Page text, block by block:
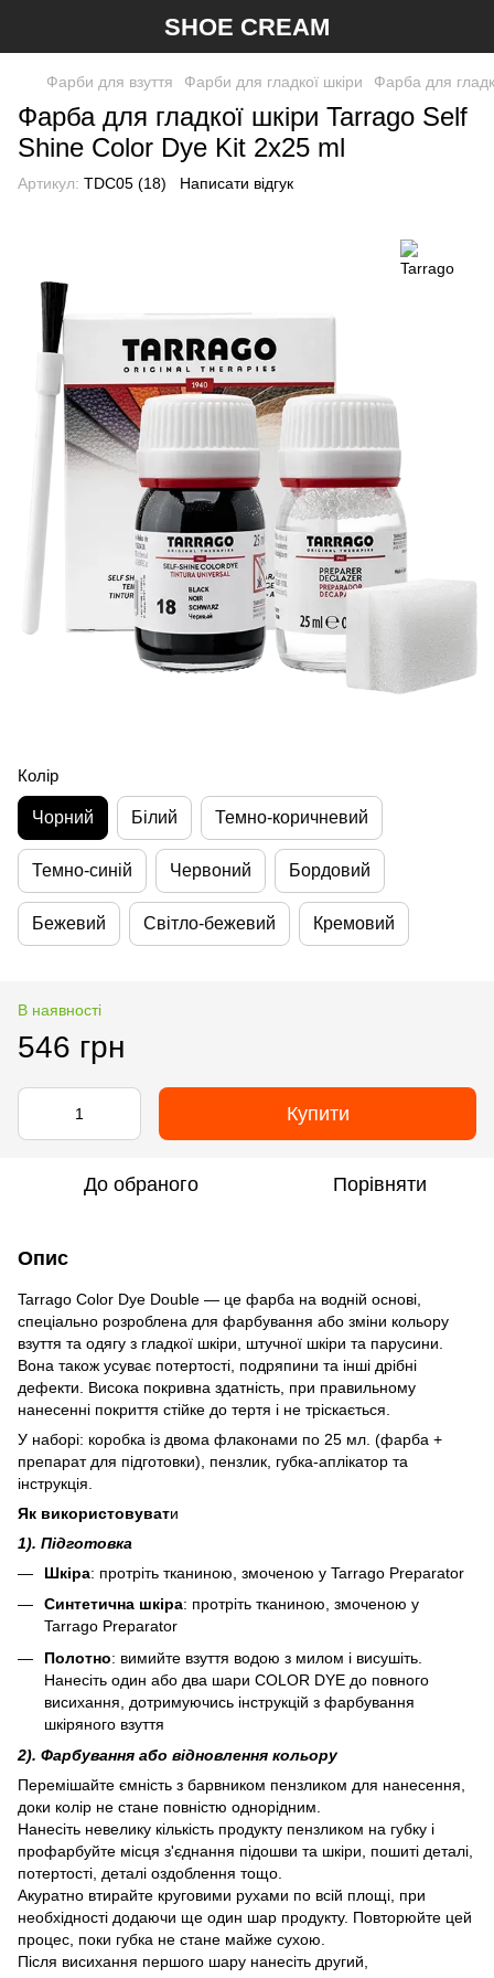
SHOE CREAM
Фарби для взуття Фарби для гладкої шкіри Фарба для
Фарба для гладкої шкіри Tarrago Self
Shine Color Dye Kit 2х25 ml
Артикул: TDC05 (18) Написати відгук
Колір
Чорний Білий Темно-коричневий
Темно-синій Червоний Бордовий
Бежевий Світло-бежевий Кремовий
В наявності
546 грн
Купити
До обраного Порівняти
Опис
Tarrago Color Dye Double — це фарба на водній основі,
спеціально розроблена для фарбування або зміни кольору
взуття та одягу з гладкої шкіри, штучної шкіри та парусини.
Вона також усуває потертості, подряпини та інші дрібні
дефекти. Висока покривна здатність, при правильному
нанесенні покриття стійке до тертя і не тріскається.
У наборі: коробка із двома флаконами по 25 мл. (фарба +
препарат для підготовки), пензлик, губка-аплікатор та
інструкція.
Як використовувати
1). Підготовка
Шкіра: протріть тканиною, змоченою у Tarrago Preparator
Синтетична шкіра: протріть тканиною, змоченою у
Tarrago Preparator
Полотно: вимийте взуття водою з милом і висушіть.
Нанесіть один або два шари COLOR DYE до повного
висихання, дотримуючись інструкцій з фарбування
шкіряного взуття
2). Фарбування або відновлення кольору
Перемішайте ємність з барвником пензликом для нанесення,
доки колір не стане повністю однорідним.
Нанесіть невелику кількість продукту пензликом на губку і
профарбуйте місця з'єднання підошви та шкіри, пошиті деталі,
потертості, деталі оздоблення тощо.
Акуратно втирайте круговими рухами по всій площі, при
необхідності додаючи ще один шар продукту. Повторюйте цей
процес, поки губка не стане майже сухою.
Після висихання першого шару нанесіть другий,